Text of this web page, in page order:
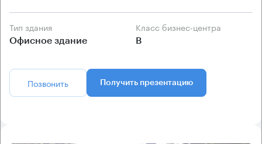
Тип здания
Офисное здание
Класс бизнес-центра
B
Позвонить Получить презентацию